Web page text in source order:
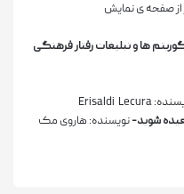
از صفحه ی نمایش
ها و تبلیغات رفتار فرهنگی
Erisaldi Lecura
شوید-نویسنده: هاروی مک